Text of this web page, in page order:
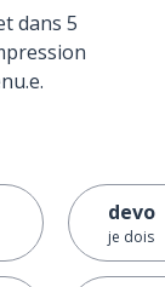
dans 5
devo
je dois